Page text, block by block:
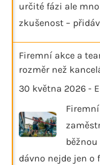
určité fázi ale
zkušenost –
Firemní akce a
rozměr než
30 května 2026 -
dávno nejde jen o